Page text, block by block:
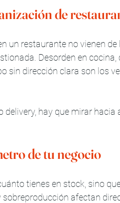
de
un restaurante no vienen de
Desorden en cocina,
sin dirección clara son los
delivery, hay que mirar hacia
de tu negocio
tienes en stock, sino
afectan